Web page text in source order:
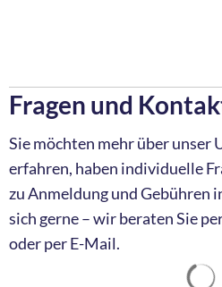
Fragen und
Sie möchten mehr über unser
erfahren, haben individuelle
zu Anmeldung und Gebühren
sich gerne – wir beraten Sie
oder per E-Mail.